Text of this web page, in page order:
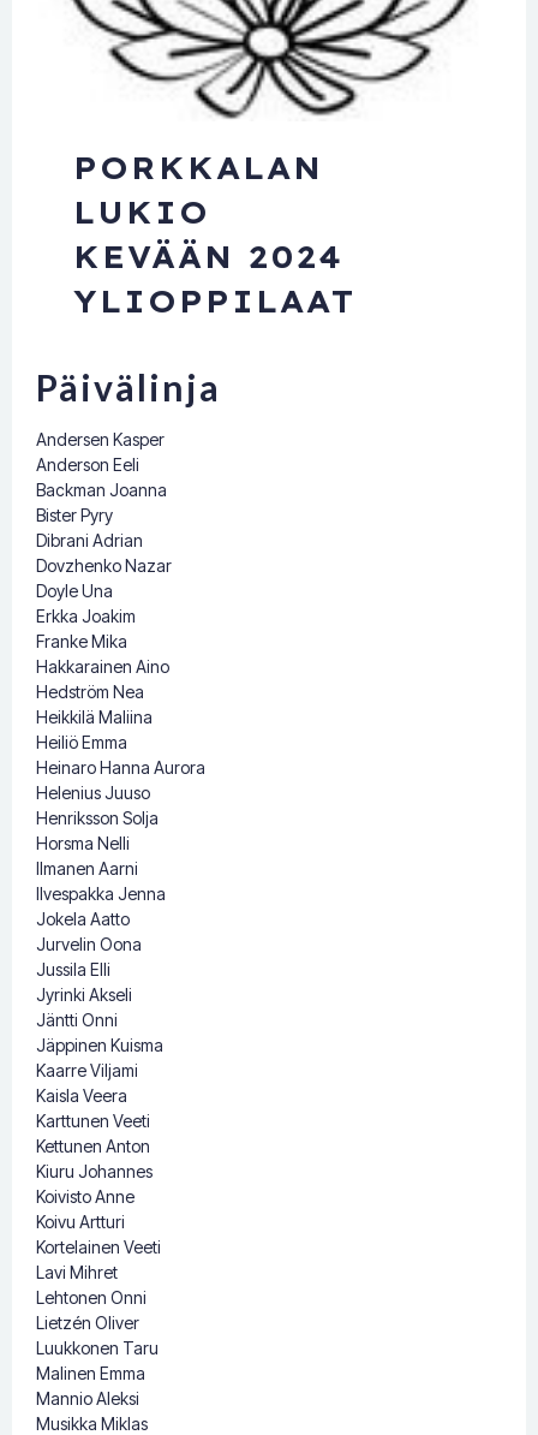
PORKKALAN
LUKIO
KEVÄÄN 2024
YLIOPPILAAT
Päivälinja
Andersen Kasper
Anderson Eeli
Backman Joanna
Bister Pyry
Dibrani Adrian
Dovzhenko Nazar
Doyle Una
Erkka Joakim
Franke Mika
Hakkarainen Aino
Hedström Nea
Heikkilä Maliina
Heiliö Emma
Heinaro Hanna Aurora
Helenius Juuso
Henriksson Solja
Horsma Nelli
Ilmanen Aarni
Ilvespakka Jenna
Jokela Aatto
Jurvelin Oona
Jussila Elli
Jyrinki Akseli
Jäntti Onni
Jäppinen Kuisma
Kaarre Viljami
Kaisla Veera
Karttunen Veeti
Kettunen Anton
Kiuru Johannes
Koivisto Anne
Koivu Artturi
Kortelainen Veeti
Lavi Mihret
Lehtonen Onni
Lietzén Oliver
Luukkonen Taru
Malinen Emma
Mannio Aleksi
Musikka Miklas